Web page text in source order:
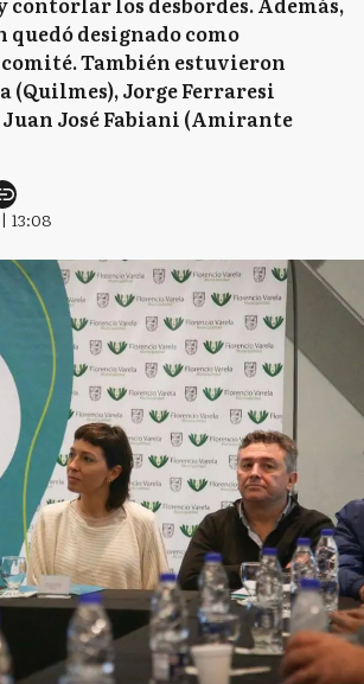
quedó designado como
También estuvieron
(Quilmes), Jorge Ferraresi
José Fabiani (Amirante
13:08